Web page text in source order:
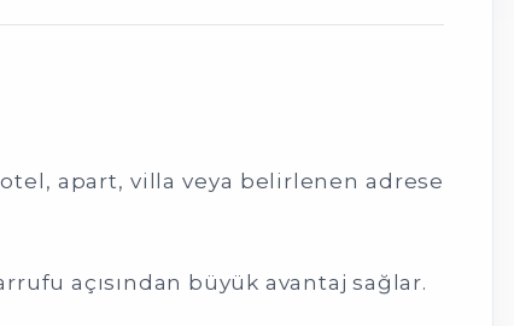
apart, villa veya belirlenen adrese
açısından büyük avantaj sağlar.